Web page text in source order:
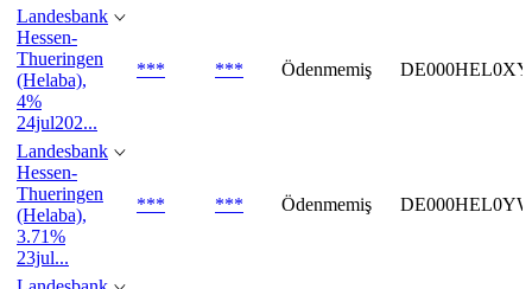
Landesbank
Hessen-
Thueringen
(Helaba),
4%
24jul202...
*** *** Ödenmemiş
Landesbank
Hessen-
Thueringen
(Helaba),
3.71%
23jul...
*** *** Ödenmemiş